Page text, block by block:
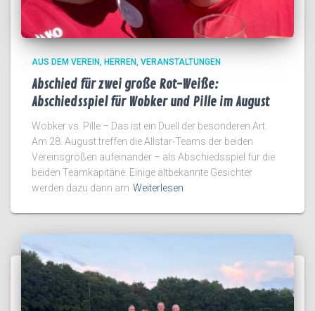
AUS DEM VEREIN HERREN VERANSTALTUNGEN
Abschied für zwei große Rot-Weiße:
Abschiedsspiel für Wobker und Pille im August
Wobker vs. Pille – Das ist ein Duell der besonderen Art.
Am 28. August treffen die Allstar-Teams der beiden
Vereinsgrößen aufeinander – als Abschiedsspiel für die
beiden Teamkapitäne. Einige altbekannte Gesichter
werden dazu dann am Weiterlesen